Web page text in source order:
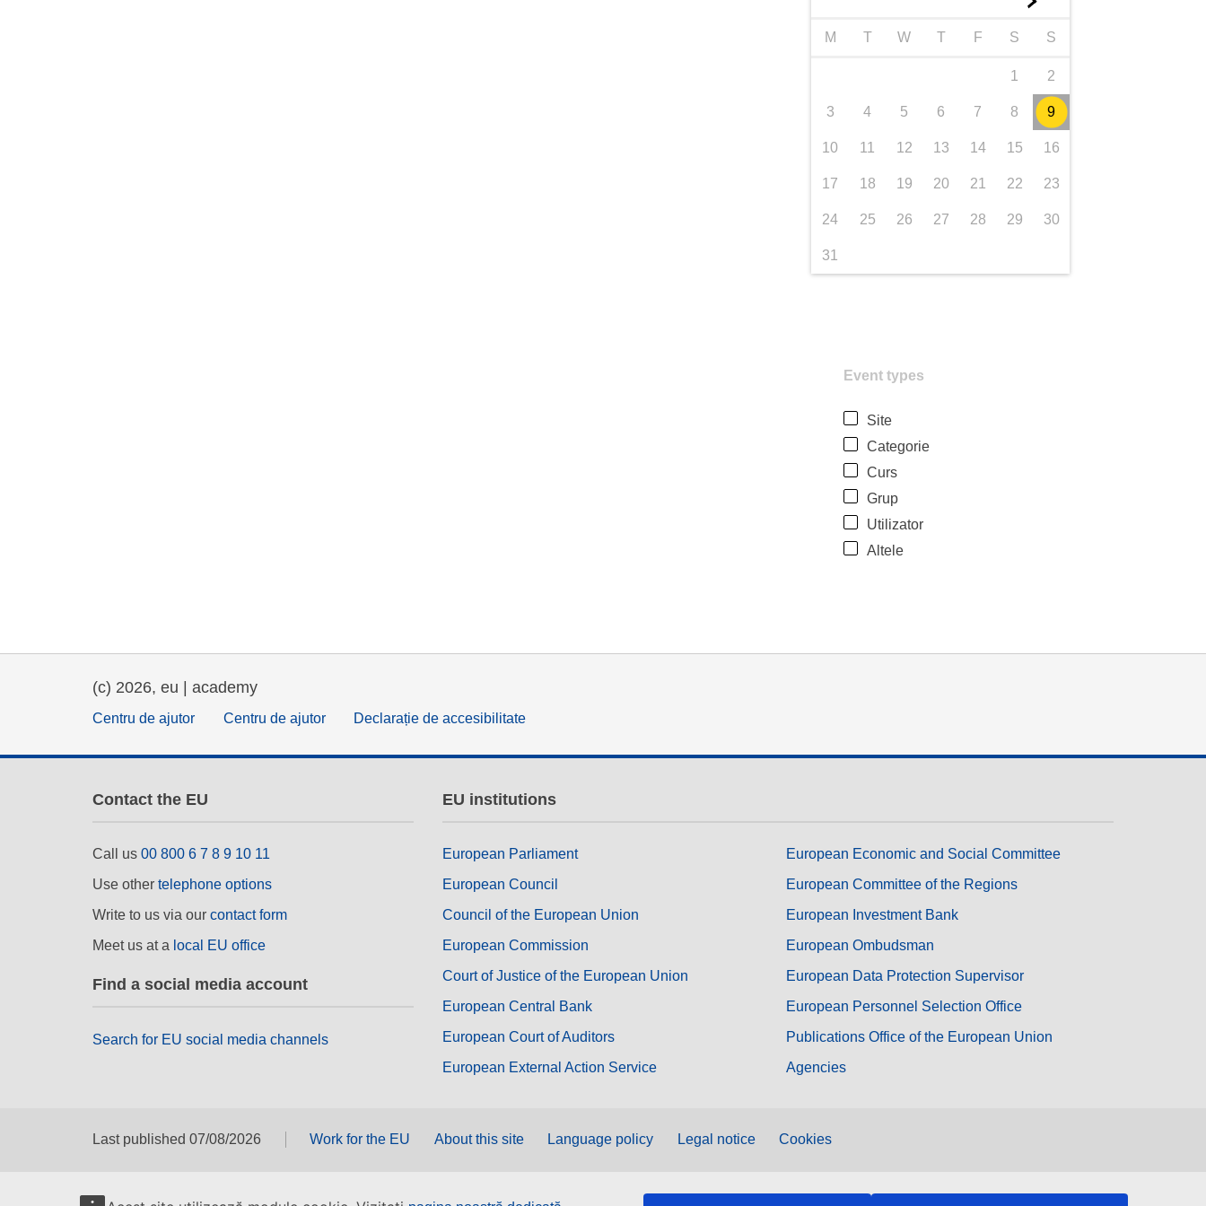
M T W T F S S
1 2
3 4 5 6 7 8 9
10 11 12 13 14 15 16
17 18 19 20 21 22 23
24 25 26 27 28 29 30
31
Event types
Site
Categorie
Curs
Grup
Utilizator
Altele
(c) 2026, eu | academy
Centru de ajutor Centru de ajutor Declarație de accesibilitate
Contact the EU
Call us 00 800 6 7 8 9 10 11
Use other telephone options
Write to us via our contact form
Meet us at a local EU office
Find a social media account
Search for EU social media channels
EU institutions
European Parliament
European Council
Council of the European Union
European Commission
Court of Justice of the European Union
European Central Bank
European Court of Auditors
European External Action Service
European Economic and Social Committee
European Committee of the Regions
European Investment Bank
European Ombudsman
European Data Protection Supervisor
European Personnel Selection Office
Publications Office of the European Union
Agencies
Last published 07/08/2026 Work for the EU About this site Language policy Legal notice Cookies